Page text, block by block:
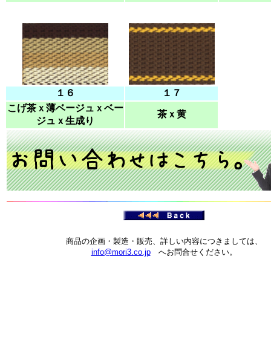
１６
１７
こげ茶ｘ薄ベージュｘベー
ジュｘ生成り
茶ｘ黄
商品の企画・製造・販売、詳しい内容につきましては、
info@mori3.co.jpへお問合せください。